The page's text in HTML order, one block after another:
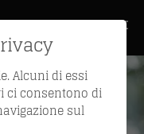
Alcuni di essi
ci consentono di
sul